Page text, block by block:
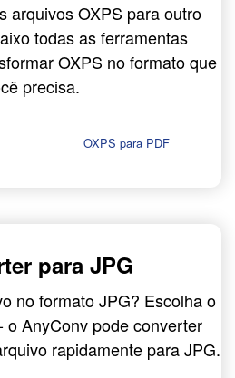
arquivos OXPS para outro
todas as ferramentas
OXPS no formato que
precisa.
OXPS para PDF
para JPG
no formato JPG? Escolha o
o AnyConv pode converter
rapidamente para JPG.